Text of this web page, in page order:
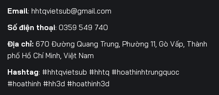
Email: hhtqvietsub@gmail.com
Số điện thoại: 0359 549 740
Địa chỉ: 670 Đường Quang Trung, Phường 11, Gò Vấp, Thành
phố Hồ Chí Minh, Việt Nam
Hashtag: #hhtqvietsub #hhtq #hoathinhtrungquoc
#hoathinh #hh3d #hoathinh3d